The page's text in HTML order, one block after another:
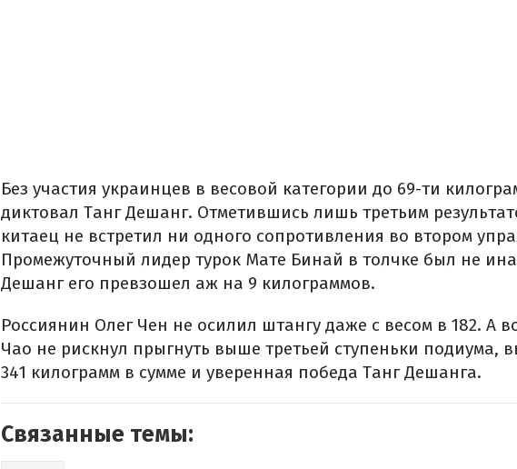
Без участия украинцев в весовой категории до 69-ти
диктовал Танг Дешанг. Отметившись лишь третьим
китаец не встретил ни одного сопротивления во втором
Промежуточный лидер турок Мате Бинай в толчке был не
Дешанг его превзошел аж на 9 килограммов.
Россиянин Олег Чен не осилил штангу даже с весом в 182. А
Чао не рискнул прыгнуть выше третьей ступеньки подиума,
341 килограмм в сумме и уверенная победа Танг Дешанга.
Связанные темы: